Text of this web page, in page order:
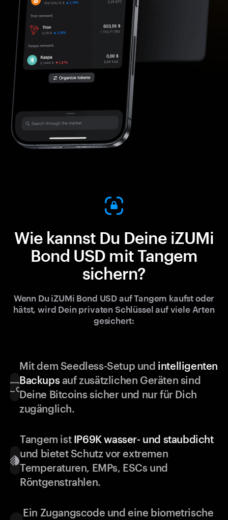
Wie kannst Du Deine iZUMi
Bond USD mit Tangem
sichern?
Wenn Du iZUMi Bond USD auf Tangem kaufst oder
hätst, wird Dein privaten Schlüssel auf viele Arten
gesichert:
Mit dem Seedless-Setup und intelligenten
Backupsauf zusätzlichen Geräten sind
Deine Bitcoins sicher und nur für Dich
zugänglich.
Tangem ist IP69K wasser- und staubdicht
und bietet Schutz vor extremen
Temperaturen, EMPs, ESCs und
Röntgenstrahlen.
Ein Zugangscode und eine biometrische